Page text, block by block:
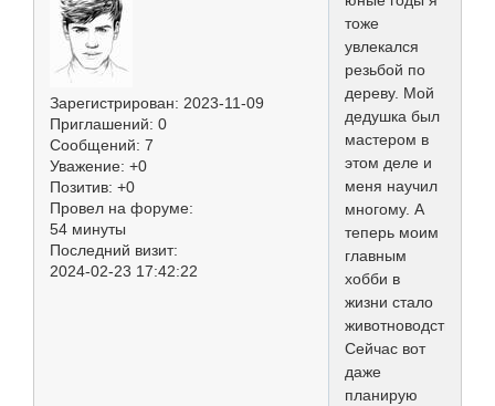
Зарегистрирован: 2023-11-09
Приглашений: 0
Сообщений: 7
Уважение: +0
Позитив: +0
Провел на форуме:
54 минуты
Последний визит:
2024-02-23 17:42:22
тоже
увлекался
резьбой по
дереву. Мой
дедушка был
мастером в
этом деле и
меня научил
многому. А
теперь моим
главным
хобби в
жизни стало
животноводство.
Сейчас вот
даже
планирую